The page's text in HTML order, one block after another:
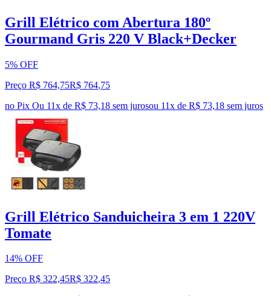
Grill Elétrico com Abertura 180º
Gourmand Gris 220 V Black+Decker
5% OFF
Preço R$ 764,75R$ 764,75
no Pix Ou 11x de R$ 73,18 sem jurosou 11x de R$ 73,18 sem juros
Grill Elétrico Sanduicheira 3 em 1 220V
Tomate
14% OFF
Preço R$ 322,45R$ 322,45